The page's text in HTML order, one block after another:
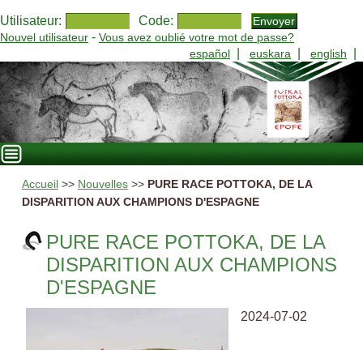
Utilisateur: Code:
Nouvel utilisateur - Vous avez oublié votre mot de passe?
español
euskara english
Accueil >> Nouvelles>> PURE RACE POTTOKA, DE LA
DISPARITION AUX CHAMPIONS D'ESPAGNE
PURE RACE POTTOKA, DE LA
DISPARITION AUX CHAMPIONS
D'ESPAGNE
2024-07-02